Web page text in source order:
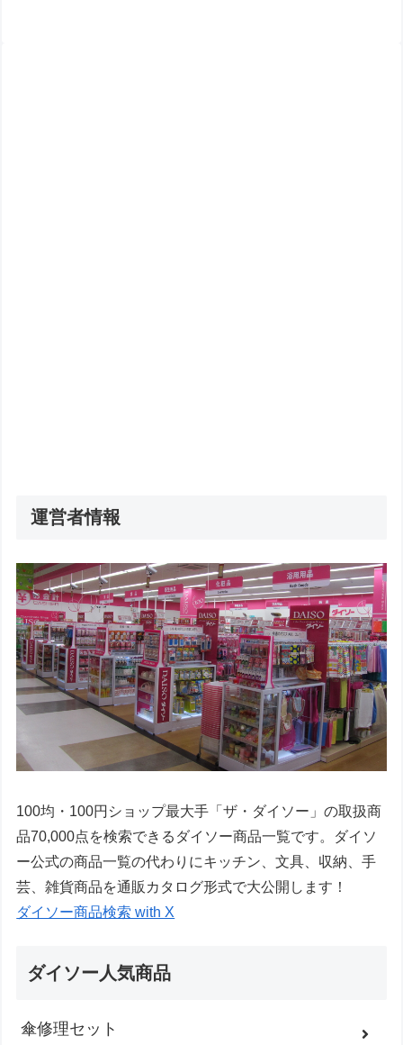
運営者情報
100均・100円ショップ最大手「ザ・ダイソー」の取扱商
品70,000点を検索できるダイソー商品一覧です。ダイソ
ー公式の商品一覧の代わりにキッチン、文具、収納、手
芸、雑貨商品を通販カタログ形式で大公開します！
ダイソー商品検索 with X
ダイソー人気商品
傘修理セット